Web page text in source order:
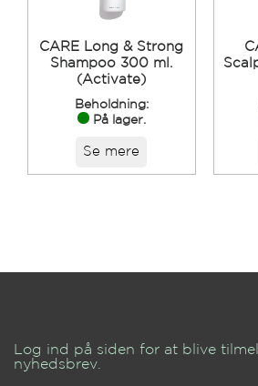
CARE Long & Strong
Shampoo 300 ml.
(Activate)
Beholdning:
På lager.
Se mere
Log ind på siden for at blive
nyhedsbrev.